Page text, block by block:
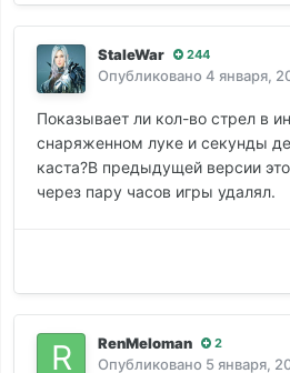
StaleWar 244
Опубликовано 4 января,
Показывает ли кол-во стрел в
снаряженном луке и секунды
каста?В предыдущей версии
через пару часов игры удалял.
RenMeloman 2
Опубликовано 5 января,